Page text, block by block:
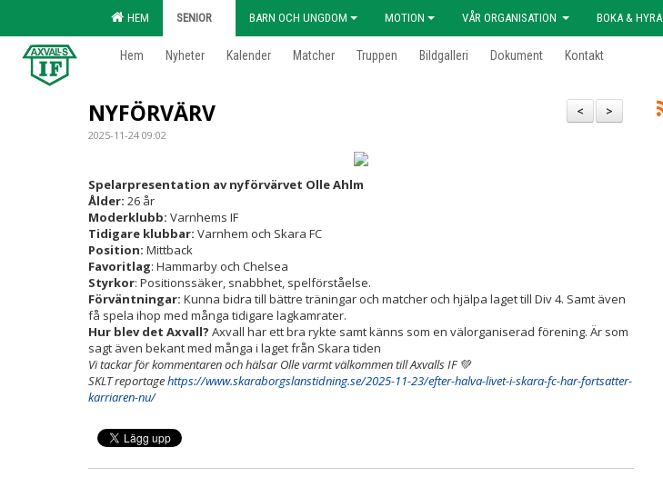
HEM SENIOR BARN OCH UNGDOM MOTION VÅR ORGANISATION BOKA & HYRA
Hem Nyheter Kalender Matcher Truppen Bildgalleri Dokument Kontakt
>
<
NYFÖRVÄRV
2025-11-24 09:02
Spelarpresentation av nyförvärvet Olle Ahlm
Ålder: 26 år
Moderklubb: Varnhems IF
Tidigare klubbar: Varnhem och Skara FC
Position: Mittback
Favoritlag: Hammarby och Chelsea
Styrkor: Positionssäker, snabbhet, spelförståelse.
Förväntningar: Kunna bidra till bättre träningar och matcher och hjälpa laget till Div 4. Samt även
få spela ihop med många tidigare lagkamrater.
Hur blev det Axvall? Axvall har ett bra rykte samt känns som en välorganiserad förening. Är som
sagt även bekant med många i laget från Skara tiden
Vi tackar för kommentaren och hälsar Olle varmt välkommen till Axvalls IF 💚
SKLT reportagehttps://www.skaraborgslanstidning.se/2025-11-23/efter-halva-livet-i-skara-fc-har-fortsatter-
karriaren-nu/